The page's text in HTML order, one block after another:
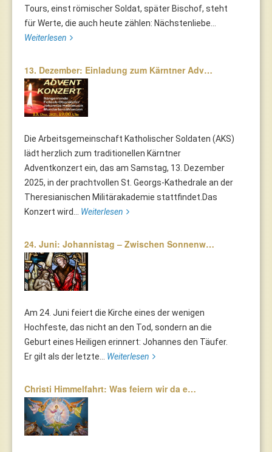
Tours, einst römischer Soldat, später Bischof, steht
für Werte, die auch heute zählen: Nächstenliebe...
Weiterlesen
13. Dezember: Einladung zum Kärntner Adv…
Die Arbeitsgemeinschaft Katholischer Soldaten (AKS)
lädt herzlich zum traditionellen Kärntner
Adventkonzert ein, das am Samstag, 13. Dezember
2025, in der prachtvollen St. Georgs-Kathedrale an der
Theresianischen Militärakademie stattfindet.Das
Konzert wird... Weiterlesen
24. Juni: Johannistag – Zwischen Sonnenw…
Am 24. Juni feiert die Kirche eines der wenigen
Hochfeste, das nicht an den Tod, sondern an die
Geburt eines Heiligen erinnert: Johannes den Täufer.
Er gilt als der letzte... Weiterlesen
Christi Himmelfahrt: Was feiern wir da e…